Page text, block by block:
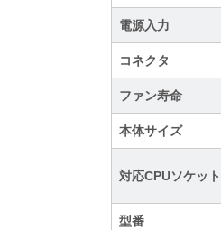
電源入力
コネクタ
ファン寿命
本体サイズ
対応CPUソケット
型番